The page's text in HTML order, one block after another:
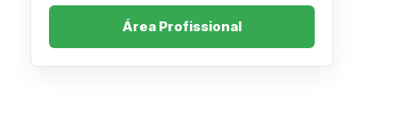
Área Profissional